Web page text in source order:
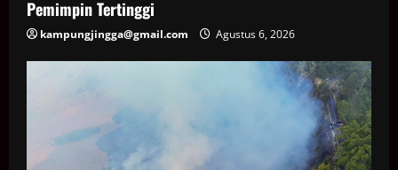
Pemimpin Tertinggi
kampungjingga@gmail.com Agustus 6, 2026